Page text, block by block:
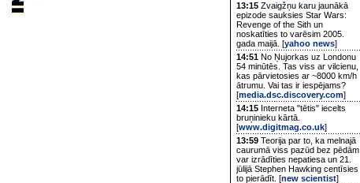
13:15 Zvaigžņu karu jaunākā
epizode sauksies Star Wars:
Revenge of the Sith un
noskatīties to varēsim 2005.
gada maijā. [yahoo news]
14:51 No Ņujorkas uz Londonu
54 minūtēs. Tas viss ar vilcienu,
kas pārvietosies ar ~8000 km/h
ātrumu. Vai tas ir iespējams?
[media.dsc.discovery.com]
14:15 Interneta "tētis" iecelts
bruņinieku kārtā.
[www.digitmag.co.uk]
13:59 Teorija par to, ka melnajā
caurumā viss pazūd bez pēdām
var izrādīties nepatiesa un 21.
jūlijā Stephen Hawking centīsies
to pierādīt. [new scientist]